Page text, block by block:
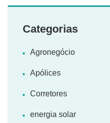
Categorias
Agronegócio
Apólices
Corretores
energia solar